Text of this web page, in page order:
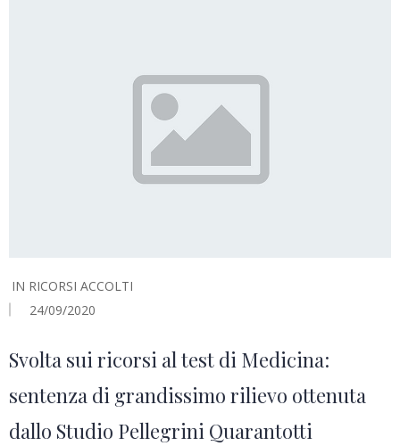
IN RICORSI ACCOLTI
24/09/2020
Svolta sui ricorsi al test di Medicina:
sentenza di grandissimo rilievo ottenuta
dallo Studio Pellegrini Quarantotti